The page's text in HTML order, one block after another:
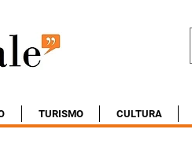
TURISMO CULTURA